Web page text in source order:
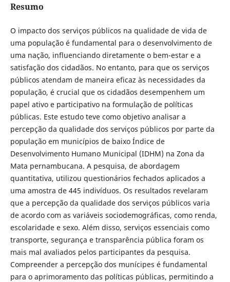
Resumo
O impacto dos serviços públicos na qualidade de vida de
uma população é fundamental para o desenvolvimento de
uma nação, influenciando diretamente o bem-estar e a
satisfação dos cidadãos. No entanto, para que os serviços
públicos atendam de maneira eficaz às necessidades da
população, é crucial que os cidadãos desempenhem um
papel ativo e participativo na formulação de políticas
públicas. Este estudo teve como objetivo analisar a
percepção da qualidade dos serviços públicos por parte da
população em municípios de baixo Índice de
Desenvolvimento Humano Municipal (IDHM) na Zona da
Mata pernambucana. A pesquisa, de abordagem
quantitativa, utilizou questionários fechados aplicados a
uma amostra de 445 indivíduos. Os resultados revelaram
que a percepção da qualidade dos serviços públicos varia
de acordo com as variáveis sociodemográficas, como renda,
escolaridade e sexo. Além disso, serviços essenciais como
transporte, segurança e transparência pública foram os
mais mal avaliados pelos participantes da pesquisa.
Compreender a percepção dos munícipes é fundamental
para o aprimoramento das políticas públicas, permitindo a